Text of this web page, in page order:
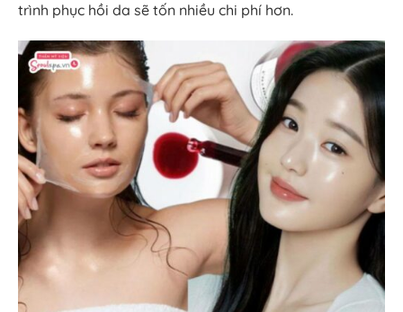
trình phục hồi da sẽ tốn nhiều chi phí hơn.